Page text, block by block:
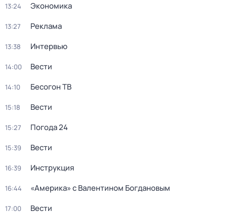
13:24 Экономика
13:27 Реклама
13:38 Интервью
14:00 Вести
14:10 Бесогон ТВ
15:18 Вести
15:27 Погода 24
15:39 Вести
16:39 Инструкция
16:44 «Америка» с Валентином Богдановым
17:00 Вести